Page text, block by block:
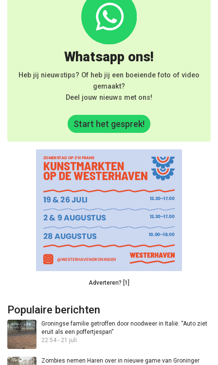
Whatsapp ons!
Heb jij nieuwstips? Of heb jij een boeiende foto of video
gemaakt?
Deel jouw nieuws met ons!
Start het gesprek!
Adverteren? [1]
Populaire berichten
Groningse familie getroffen door noodweer in Italië: “Auto ziet
eruit als een poffertjespan”
22:54 - 21 juli
Zombies nemen Haren over in nieuwe game van Groninger